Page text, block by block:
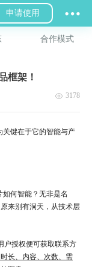
申请使用
合作模式
框架！
3178
键在于它的智能与产
何智能？无非是名
来别有洞天，从技术层
户授权便可获取联系方
长、内容、次数、需